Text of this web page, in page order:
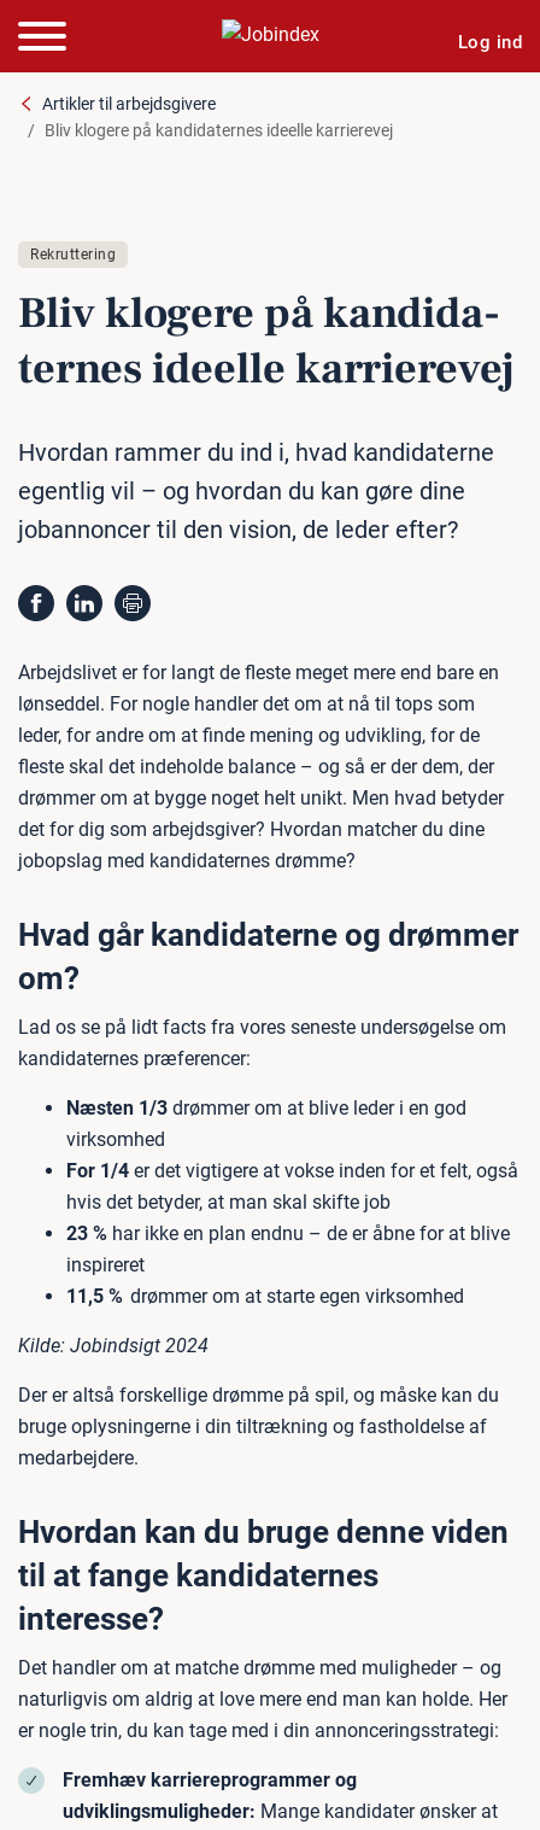
Log ind
Artikler til arbejdsgivere
Bliv klogere på kandidaternes ideelle karrierevej
Rekruttering
Bliv klogere på kan­di­da­
ter­nes ideelle kar­ri­e­re­vej
Hvordan rammer du ind i, hvad kandidaterne
egentlig vil – og hvordan du kan gøre dine
jobannoncer til den vision, de leder efter?
Arbejdslivet er for langt de fleste meget mere end bare en
lønseddel. For nogle handler det om at nå til tops som
leder, for andre om at finde mening og udvikling, for de
fleste skal det indeholde balance – og så er der dem, der
drømmer om at bygge noget helt unikt. Men hvad betyder
det for dig som arbejdsgiver? Hvordan matcher du dine
jobopslag med kandidaternes drømme?
Hvad går kandidaterne og drømmer
om?
Lad os se på lidt facts fra vores seneste undersøgelse om
kandidaternes præferencer:
Næsten 1/3 drømmer om at blive leder i en god
virksomhed
For 1/4 er det vigtigere at vokse inden for et felt, også
hvis det betyder, at man skal skifte job
23 % har ikke en plan endnu – de er åbne for at blive
inspireret
11,5 % drømmer om at starte egen virksomhed
Kilde: Jobindsigt 2024
Der er altså forskellige drømme på spil, og måske kan du
bruge oplysningerne i din tiltrækning og fastholdelse af
medarbejdere.
Hvordan kan du bruge denne viden
til at fange kandidaternes
interesse?
Det handler om at matche drømme med muligheder – og
naturligvis om aldrig at love mere end man kan holde. Her
er nogle trin, du kan tage med i din annonceringsstrategi:
Fremhæv karriereprogrammer og
udviklingsmuligheder: Mange kandidater ønsker at